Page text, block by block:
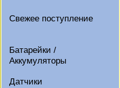
Свежее поступление
Батарейки /
Аккумуляторы
Датчики